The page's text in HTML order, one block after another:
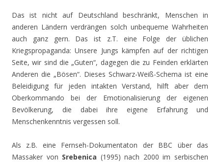
Das ist nicht auf Deutschland beschränkt, Menschen in
anderen Ländern verdrängen solch unbequeme Wahrheiten
auch ganz gern. Das ist z.T. eine Folge der üblichen
Kriegspropaganda: Unsere Jungs kämpfen auf der richtigen
Seite, wir sind die „Guten“, dagegen die zu Feinden erklärten
Anderen die „Bösen“. Dieses Schwarz-Weiß-Schema ist eine
Beleidigung für jeden intakten Verstand, hilft aber dem
Oberkommando bei der Emotionalisierung der eigenen
Bevölkerung, die dabei ihre eigene Erfahrung und
Menschenkenntnis vergessen soll.
Als z.B. eine Fernseh-Dokumentaton der BBC über das
Massaker von Srebenica (1995) nach 2000 im serbischen